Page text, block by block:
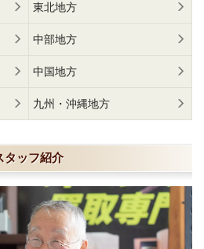
東北地方
中部地方
中国地方
九州・沖縄地方
タッフ紹介